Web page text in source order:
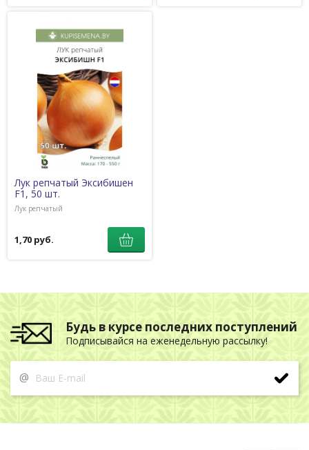
Лук репчатый Эксибишен
F1, 50 шт.
Лук репчатый
1,70 руб.
Будь в курсе последних поступлений
Подписывайся на еженедельную рассылку!
@